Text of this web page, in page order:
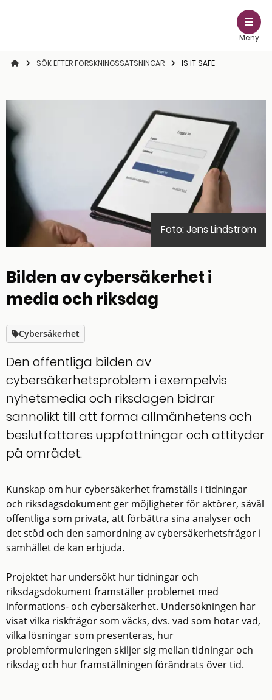
Meny
STARTSIDANSÖK EFTER FORSKNINGSSATSNINGAR IS IT SAFE
Foto: Jens Lindström
Bilden av cybersäkerhet i
media och riksdag
Cybersäkerhet
Den offentliga bilden av
cybersäkerhetsproblem i exempelvis
nyhetsmedia och riksdagen bidrar
sannolikt till att forma allmänhetens och
beslutfattares uppfattningar och attityder
på området.
Kunskap om hur cybersäkerhet framställs i tidningar
och riksdagsdokument ger möjligheter för aktörer, såväl
offentliga som privata, att förbättra sina analyser och
det stöd och den samordning av cybersäkerhetsfrågor i
samhället de kan erbjuda.
Projektet har undersökt hur tidningar och
riksdagsdokument framställer problemet med
informations- och cybersäkerhet. Undersökningen har
visat vilka riskfrågor som väcks, dvs. vad som hotar vad,
vilka lösningar som presenteras, hur
problemformuleringen skiljer sig mellan tidningar och
riksdag och hur framställningen förändrats över tid.